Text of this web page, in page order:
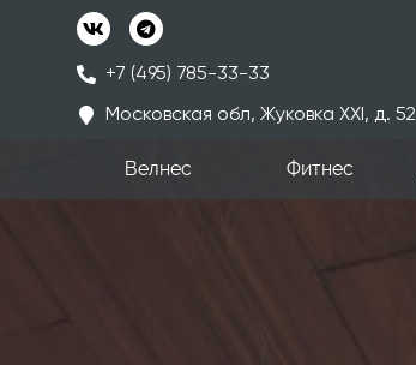
+7 (495) 785-33-33
Московская обл, Жуковка ХХI, д. 52
Велнес Фитнес